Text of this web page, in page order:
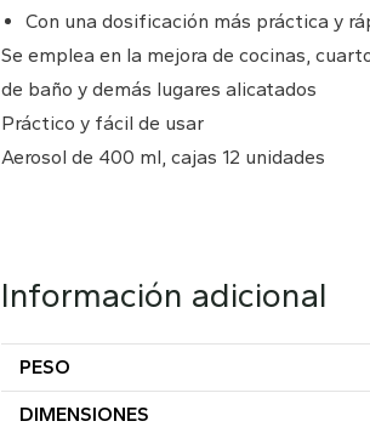
Con una dosificación más práctica y
Se emplea en la mejora de cocinas,
de baño y demás lugares alicatados
Práctico y fácil de usar
Aerosol de 400 ml, cajas 12 unidades
Información adicional
PESO
DIMENSIONES